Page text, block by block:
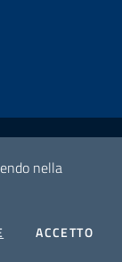
nella
COOKIESACCETTO